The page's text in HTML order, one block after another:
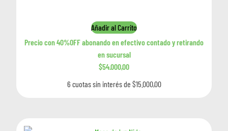
Añadir al Carrito
Precio con 40%OFF abonando en efectivo contado y retirando
en sucursal
$54.000,00
6 cuotas sin interés de $15.000,00